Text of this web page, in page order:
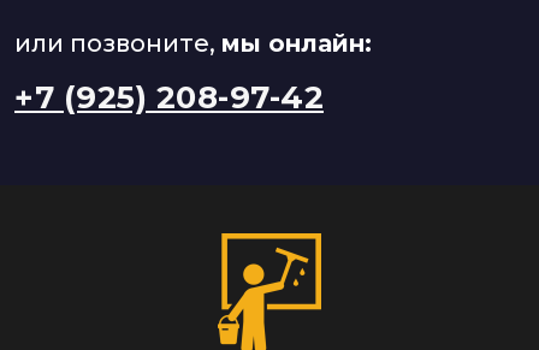
или позвоните, мы онлайн:
+7 (925) 208-97-42